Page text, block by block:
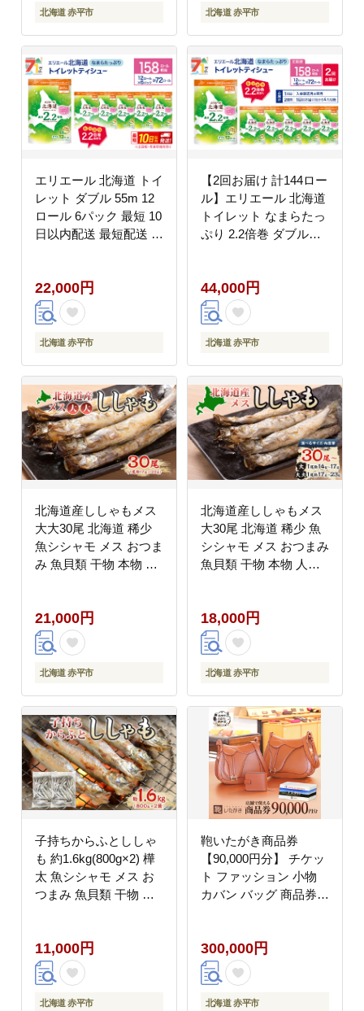
北海道 赤平市 北海道 赤平市
エリエール 北海道 トイ
レット ダブル 55m 12
ロール 6パック 最短 10
日以内配送 最短配送 な
容量 まとめ買い 防災
常備品 備蓄品 消耗品
日用品 生活必需品 送料
無料 赤平市
22,000円
北海道 赤平市
【2回お届け 計144ロー
ル】エリエール 北海道
トイレット なまらたっ
ぷり 2.2倍巻 ダブル
防災 常備品 備蓄品 消
耗品 日用品 生活必需品
送料無料 赤平市
44,000円
北海道 赤平市
北海道産ししゃもメス
大大30尾 北海道 稀少
魚シシャモ メス おつま
み 魚貝類 干物 本物 人
い
21,000円
北海道 赤平市
北海道産ししゃもメス
大30尾 北海道 稀少 魚
シシャモ メス おつまみ
魚貝類 干物 本物 人気
18,000円
北海道 赤平市
子持ちからふとししゃ
も 約1.6kg(800g×2) 樺
太 魚シシャモ メス お
つまみ 魚貝類 干物 量
け
11,000円
北海道 赤平市
鞄いたがき商品券
【90,000円分】 チケッ
ト ファッション 小物
カバン バッグ 商品券
人が心を込めて手作り
なめしの革 いたがき
300,000円
北海道 赤平市